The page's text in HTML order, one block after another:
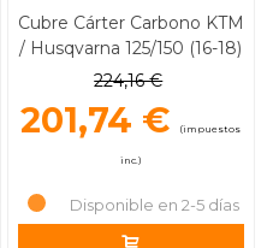
Cubre Cárter Carbono KTM
/ Husqvarna 125/150 (16-18)
MOOSE RACING
224,16 €
201,74 € (impuestos
inc.)
Disponible en 2-5 días